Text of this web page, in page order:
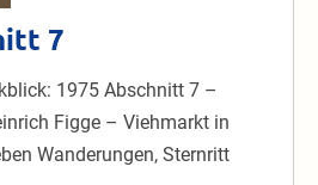
7
1975 Abschnitt 7 –
Figge – Viehmarkt in
Wanderungen, Sternritt